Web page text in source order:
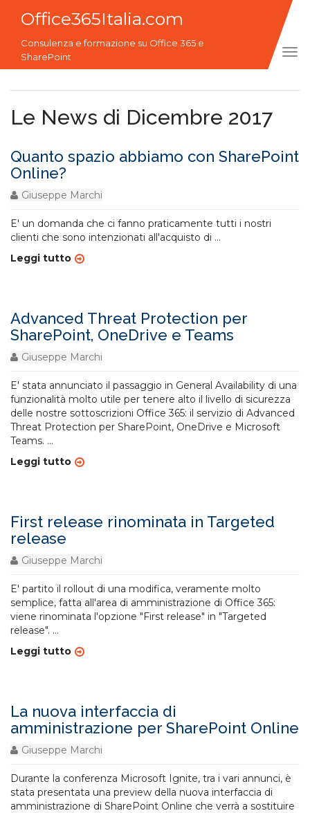
Office365Italia.com
Consulenza e formazione su Office 365 e
SharePoint
Le News di Dicembre 2017
Quanto spazio abbiamo con SharePoint
Online?
Giuseppe Marchi
E' un domanda che ci fanno praticamente tutti i nostri
clienti che sono intenzionati all'acquisto di ...
Leggi tutto
Advanced Threat Protection per
SharePoint, OneDrive e Teams
Giuseppe Marchi
E' stata annunciato il passaggio in General Availability di una
funzionalità molto utile per tenere alto il livello di sicurezza
delle nostre sottoscrizioni Office 365: il servizio di Advanced
Threat Protection per SharePoint, OneDrive e Microsoft
Teams. ...
Leggi tutto
First release rinominata in Targeted
release
Giuseppe Marchi
E' partito il rollout di una modifica, veramente molto
semplice, fatta all'area di amministrazione di Office 365:
viene rinominata l'opzione "First release" in "Targeted
release". ...
Leggi tutto
La nuova interfaccia di
amministrazione per SharePoint Online
Giuseppe Marchi
Durante la conferenza Microsoft Ignite, tra i vari annunci, è
stata presentata una preview della nuova interfaccia di
amministrazione di SharePoint Online che verrà a sostituire